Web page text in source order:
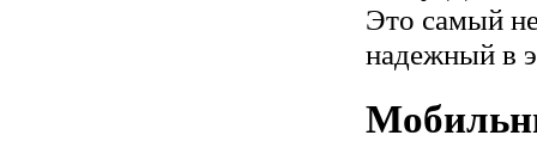
Это самый
надежный в